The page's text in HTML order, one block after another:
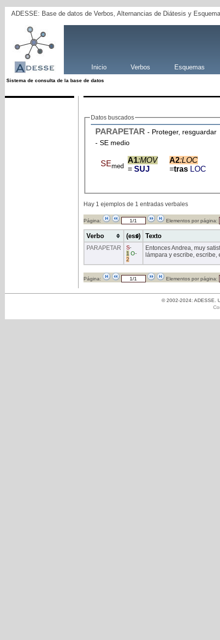
ADESSE: Base de datos de Verbos, Alternancias de Diátesis y
Inicio Verbos Esquemas
Sistema de consulta de la base de datos
Datos buscados
PARAPETAR - Proteger, resguardar
- SE medio
SEmed
A1:MOV
= SUJ
A2:LOC
=tras LOC
Hay 1 ejemplos de 1 entradas verbales
Página: Elementos por página:
Verbo (ess) Texto
PARAPETAR S-
1 O-
2
Entonces Andrea, muy
lámpara y escribe, escribe,
Página: Elementos por página:
© 2002-2024: ADESSE.